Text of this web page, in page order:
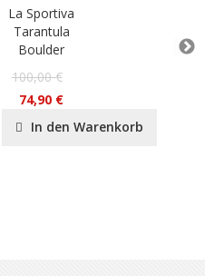
La Sportiva
Tarantula
Boulder
100,00 €
74,90 €
In den Warenkorb